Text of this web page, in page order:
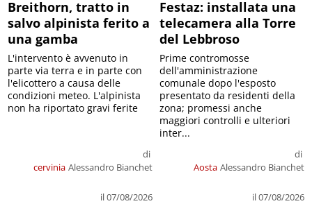
Breithorn, tratto in
salvo alpinista ferito a
una gamba
cervinia
di
Alessandro Bianchet
il 07/08/2026
L'intervento è avvenuto in
parte via terra e in parte con
l'elicottero a causa delle
condizioni meteo. L'alpinista
non ha riportato gravi ferite
Festaz: installata una
telecamera alla Torre
del Lebbroso
Aosta
di
Alessandro Bianchet
il 07/08/2026
Prime contromosse
dell'amministrazione
comunale dopo l'esposto
presentato da residenti della
zona; promessi anche
maggiori controlli e ulteriori
inter...